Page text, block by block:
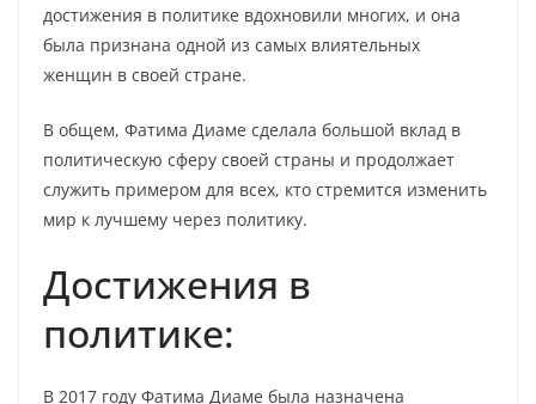
достижения в политике вдохновили многих, и она
была признана одной из самых влиятельных
женщин в своей стране.
В общем, Фатима Диаме сделала большой вклад в
политическую сферу своей страны и продолжает
служить примером для всех, кто стремится изменить
мир к лучшему через политику.
Достижения в
политике:
В 2017 году Фатима Диаме была назначена